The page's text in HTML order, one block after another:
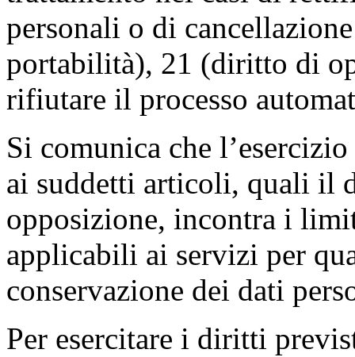
personali o di
portabilità), 21 (diritto di
rifiutare il processo
Si comunica che
ai suddetti articoli, quali il
opposizione, incontra i
applicabili ai servizi per
conservazione dei dati
Per esercitare i diritti